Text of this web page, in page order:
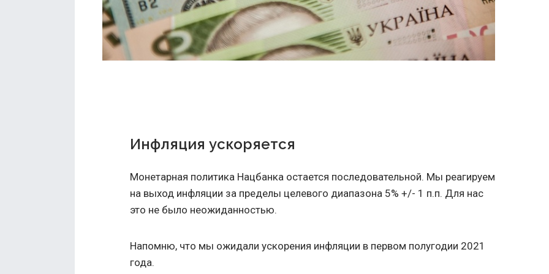
Инфляция ускоряется
Монетарная политика Нацбанка остается последовательной. Мы реагируем
на выход инфляции за пределы целевого диапазона 5% +/- 1 п.п. Для нас
это не было неожиданностью.
Напомню, что мы ожидали ускорения инфляции в первом полугодии 2021
года.